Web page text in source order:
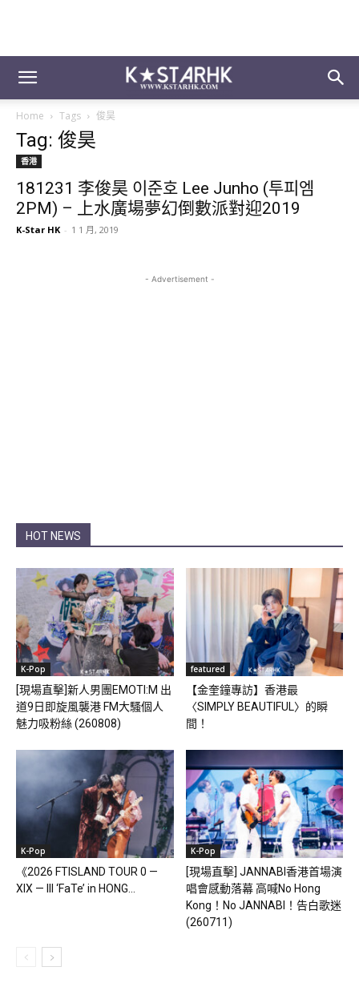
Home Tags 俊昊
Tag: 俊昊
香港
181231 李俊昊 이준호 Lee Junho (투피엠
2PM) – 上水廣場夢幻倒數派對迎2019
K-Star HK - 1 1 月, 2019
- Advertisement -
HOT NEWS
K-Pop
[現場直擊]新人男團EMOTI:M 出
道9日即旋風襲港 FM大騷個人
魅力吸粉絲 (260808)
featured
【金奎鐘專訪】香港最
〈SIMPLY BEAUTIFUL〉的瞬
間！
K-Pop
《2026 FTISLAND TOUR 0 —
XIX — III ‘FaTe’ in HONG...
K-Pop
[現場直擊] JANNABI香港首場演
唱會感動落幕 高喊No Hong
Kong！No JANNABI！告白歌迷
(260711)